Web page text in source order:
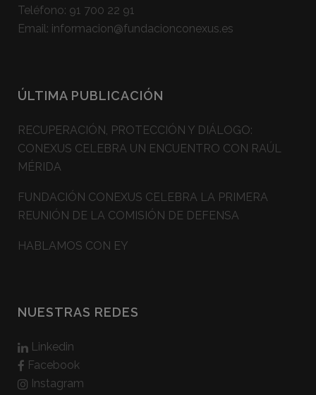
Teléfono: 91 700 22 91
Email: informacion@fundacionconexus.es
ÚLTIMA PUBLICACIÓN
RECUPERACIÓN, PROTECCIÓN Y DIÁLOGO:
CONEXUS CELEBRA UN ENCUENTRO CON RAÚL
MÉRIDA
FUNDACIÓN CONEXUS CELEBRA LA PRIMERA
REUNIÓN DE LA COMISIÓN DE DEFENSA
HABLAMOS CON EY
NUESTRAS REDES
Linkedin
Facebook
Instagram